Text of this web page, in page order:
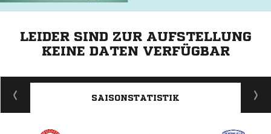
LEIDER SIND ZUR AUFSTELLUNG
KEINE DATEN VERFÜGBAR
ANZEIGE
SAISONSTATISTIK